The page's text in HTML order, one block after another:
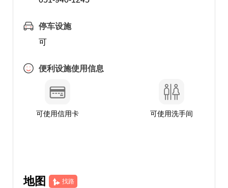
停车设施
可
便利设施使用信息
可使用信用卡 可使用洗手间
地图 找路